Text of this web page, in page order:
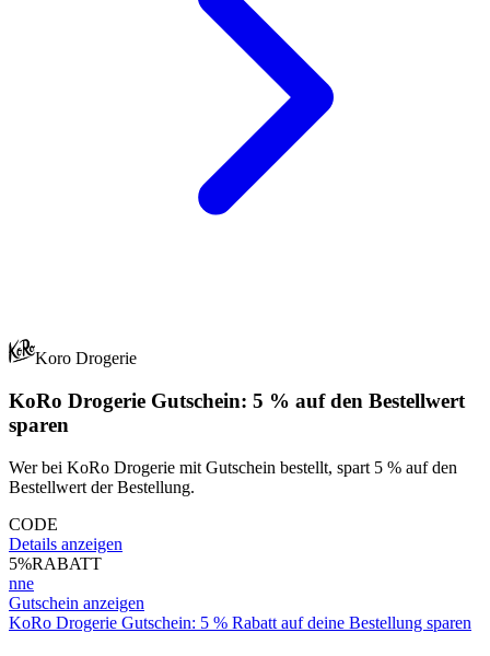
Koro Drogerie
KoRo Drogerie Gutschein: 5 % auf den Bestellwert
sparen
Wer bei KoRo Drogerie mit Gutschein bestellt, spart 5 % auf den
Bestellwert der Bestellung.
CODE
Details anzeigen
5%RABATT
nne
Gutschein anzeigen
KoRo Drogerie Gutschein: 5 % Rabatt auf deine Bestellung sparen